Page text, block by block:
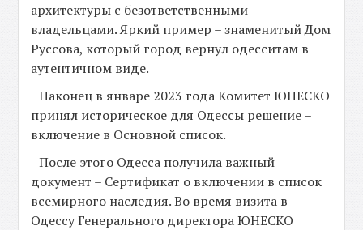
архитектуры с безответственными
владельцами. Яркий пример – знаменитый Дом
Руссова, который город вернул одесситам в
аутентичном виде.
Наконец в январе 2023 года Комитет ЮНЕСКО
принял историческое для Одессы решение –
включение в Основной список.
После этого Одесса получила важный
документ – Сертификат о включении в список
всемирного наследия. Во время визита в
Одессу Генерального директора ЮНЕСКО